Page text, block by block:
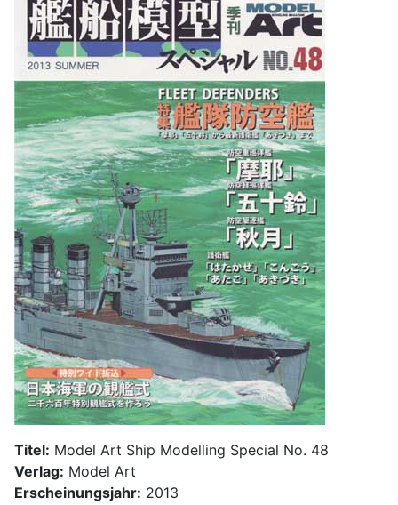
Titel: Model Art Ship Modelling Special No. 48
Verlag: Model Art
Erscheinungsjahr: 2013